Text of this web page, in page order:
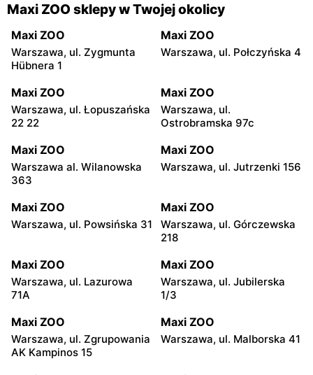
Maxi ZOO sklepy w Twojej okolicy
Maxi ZOO
Warszawa, ul. Zygmunta
Hübnera 1
Maxi ZOO
Warszawa, ul. Połczyńska 4
Maxi ZOO
Warszawa, ul. Łopuszańska
22 22
Maxi ZOO
Warszawa, ul.
Ostrobramska 97c
Maxi ZOO
Warszawa al. Wilanowska
363
Maxi ZOO
Warszawa, ul. Jutrzenki 156
Maxi ZOO
Warszawa, ul. Powsińska 31
Maxi ZOO
Warszawa, ul. Górczewska
218
Maxi ZOO
Warszawa, ul. Lazurowa
71A
Maxi ZOO
Warszawa, ul. Jubilerska
1/3
Maxi ZOO
Warszawa, ul. Zgrupowania
AK Kampinos 15
Maxi ZOO
Warszawa, ul. Malborska 41